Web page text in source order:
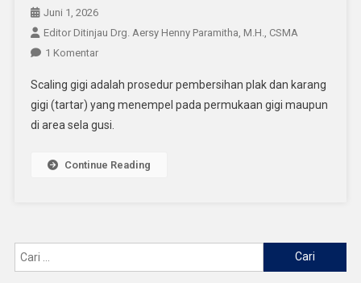
Juni 1, 2026
Editor Ditinjau Drg. Aersy Henny Paramitha, M.H., CSMA
1 KomentarPada
Scaling
Gigi
Penting
Setiap
Scaling gigi adalah prosedur pembersihan plak dan karang
gigi (tartar) yang menempel pada permukaan gigi maupun
di area sela gusi.
Continue Reading
untuk: